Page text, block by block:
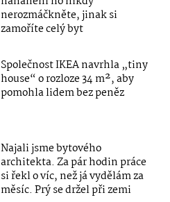
nerozmáčkněte, jinak si
zamoříte celý byt
Společnost IKEA navrhla „tiny
house“ o rozloze 34 m², aby
pomohla lidem bez peněz
Najali jsme bytového
architekta. Za pár hodin práce
si řekl o víc, než já vydělám za
měsíc. Prý se držel při zemi